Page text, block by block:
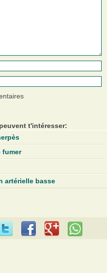
t'intéresser:
fumer
artérielle basse